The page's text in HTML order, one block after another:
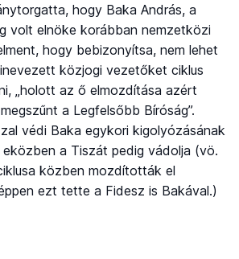
hogy Baka András, a
volt elnöke korábban nemzetközi
hogy bebizonyítsa, nem lehet
közjogi vezetőket ciklus
„holott az ő elmozdítása azért
a Legfelsőbb Bíróság”.
védi Baka egykori kigolyózásának
a Tiszát pedig vádolja (vö.
közben mozdították el
ezt tette a Fidesz is Bakával.)